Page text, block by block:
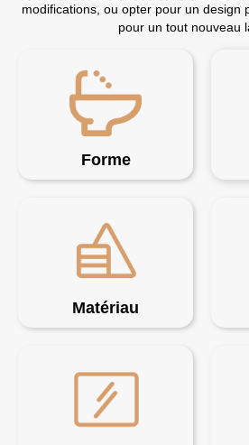
modifications, ou opter pour un design
pour un tout nouveau
Forme
Matériau